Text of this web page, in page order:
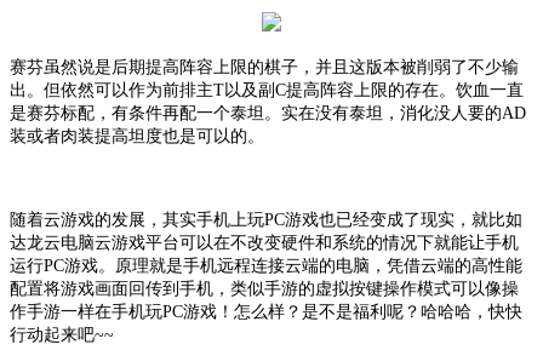
赛芬虽然说是后期提高阵容上限的棋子，并且这版本被削弱了不少输
出。但依然可以作为前排主T以及副C提高阵容上限的存在。饮血一直
是赛芬标配，有条件再配一个泰坦。实在没有泰坦，消化没人要的AD
装或者肉装提高坦度也是可以的。
随着云游戏的发展，其实手机上玩PC游戏也已经变成了现实，就比如
达龙云电脑云游戏平台可以在不改变硬件和系统的情况下就能让手机
运行PC游戏。原理就是手机远程连接云端的电脑，凭借云端的高性能
配置将游戏画面回传到手机，类似手游的虚拟按键操作模式可以像操
作手游一样在手机玩PC游戏！怎么样？是不是福利呢？哈哈哈，快快
行动起来吧~~